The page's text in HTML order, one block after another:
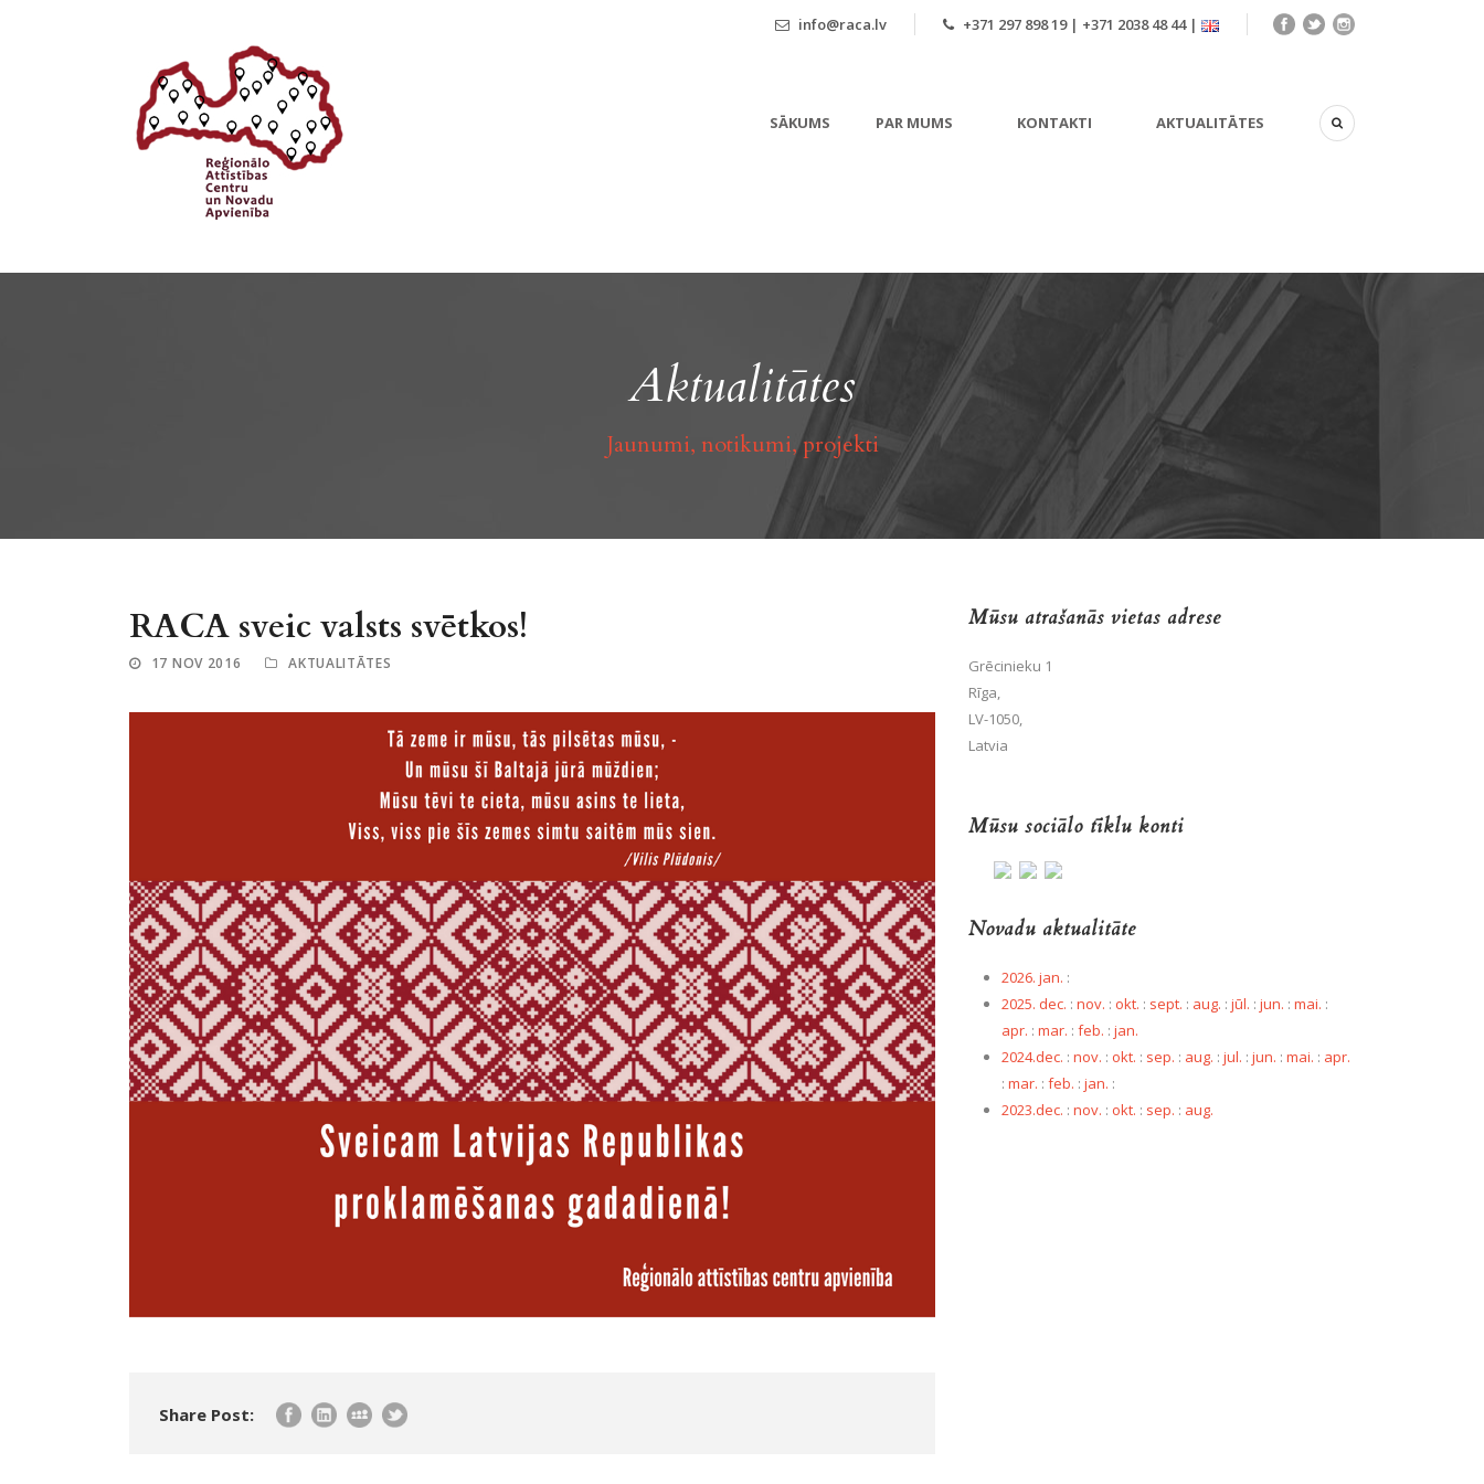
info@raca.lv +371 297 898 19 | +371 2038 48 44 |
SĀKUMS PAR MUMS KONTAKTI AKTUALITĀTES
Aktualitātes
Jaunumi, notikumi, projekti
RACA sveic valsts svētkos!
17 NOV 2016 AKTUALITĀTES
Share Post:
Mūsu atrašanās vietas adrese
Grēcinieku 1
Rīga,
LV-1050,
Latvia
Mūsu sociālo tīklu konti
Novadu aktualitāte
2026. jan. :
2025. dec. : nov. : okt. : sept. : aug. : jūl. : jun. : mai. :
apr. : mar. : feb. : jan.
2024.dec. : nov. : okt. : sep. : aug. : jul. : jun. : mai. : apr.
: mar. : feb. : jan. :
2023.dec. : nov. : okt. : sep. : aug.